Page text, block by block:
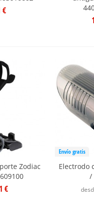
€
Zodiac
€
Envío gratis
Electrodo
/